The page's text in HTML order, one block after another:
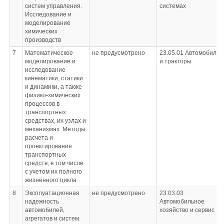
систем управления.
Исследование и
моделирование
химических
производств
системах
7
Математическое
моделирование и
исследование
кинематики, статики
и динамики, а также
физико-химических
процессов в
транспортных
средствах, их узлах и
механизмах. Методы
расчета и
проектирования
транспортных
средств, в том числе
с учетом их полного
жизненного цикла
не предусмотрено 23.05.01 Автомобили
и тракторы
8
Эксплуатационная
надежность
автомобилей,
агрегатов и систем.
не предусмотрено
23.03.03
Автомобильное
хозяйство и сервис